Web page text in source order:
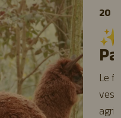
20
Le